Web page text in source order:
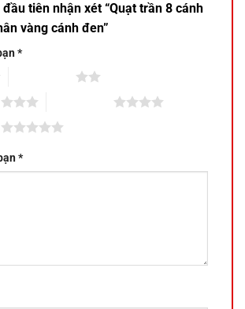
tiên nhận xét “Quạt trần 8 cánh
vàng cánh đen”
*
*